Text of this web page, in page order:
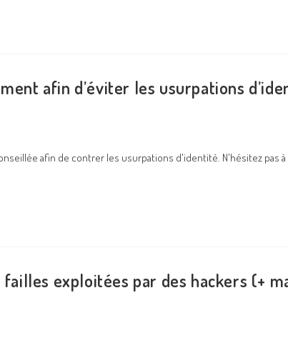
afin d’éviter les usurpations
afin de contrer les usurpations d'identité. N'hésitez pas
exploitées par des hackers (+